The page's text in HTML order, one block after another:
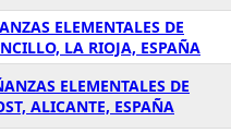
ELEMENTALES DE
LA RIOJA, ESPAÑA
ELEMENTALES DE
ALICANTE, ESPAÑA